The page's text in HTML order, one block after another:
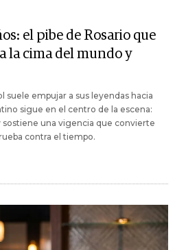
el pibe de Rosario que
la cima del mundo y
suele empujar a sus leyendas hacia
sigue en el centro de la escena:
una vigencia que convierte
contra el tiempo.